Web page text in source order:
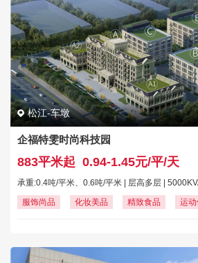
松江-车墩
企福特雯时尚科技园
883平米起 0.94-1.45元/平/天
承重:0.4吨/平米、0.6吨/平米 | 层高多层 |
服饰尚品
化妆美品 精致食品 运动